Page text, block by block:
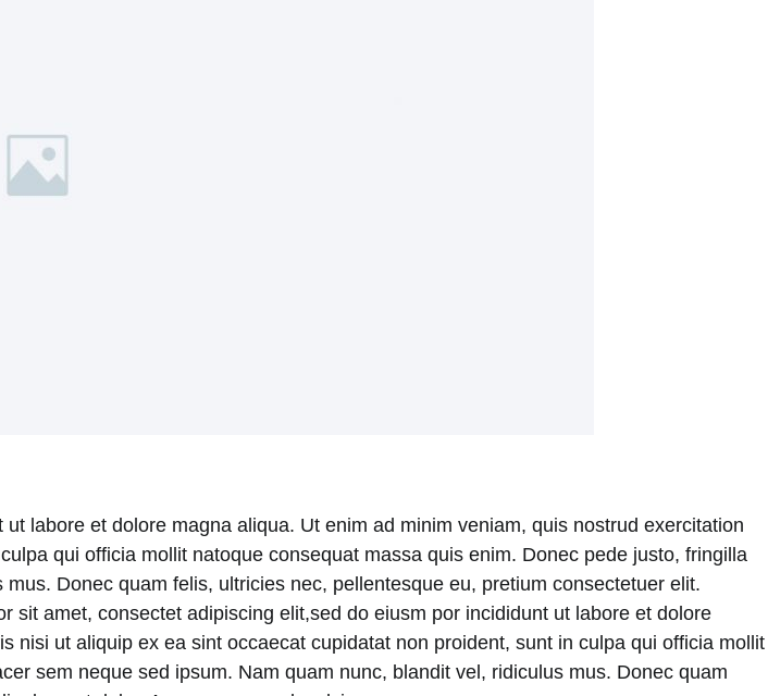
labore et dolore magna aliqua. Ut enim ad minim veniam, quis nostrud exercitation
qui officia mollit natoque consequat massa quis enim. Donec pede justo, fringilla
Donec quam felis, ultricies nec, pellentesque eu, pretium consectetuer elit.
amet, consectet adipiscing elit,sed do eiusm por incididunt ut labore et dolore
ut aliquip ex ea sint occaecat cupidatat non proident, sunt in culpa qui officia mollit
sem neque sed ipsum. Nam quam nunc, blandit vel, ridiculus mus. Donec quam